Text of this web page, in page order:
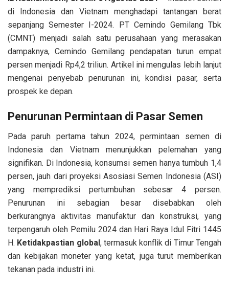
di Indonesia dan Vietnam menghadapi tantangan berat
sepanjang Semester I-2024. PT Cemindo Gemilang Tbk
(CMNT) menjadi salah satu perusahaan yang merasakan
dampaknya, Cemindo Gemilang pendapatan turun empat
persen menjadi Rp4,2 triliun. Artikel ini mengulas lebih lanjut
mengenai penyebab penurunan ini, kondisi pasar, serta
prospek ke depan.
Penurunan Permintaan di Pasar Semen
Pada paruh pertama tahun 2024, permintaan semen di
Indonesia dan Vietnam menunjukkan pelemahan yang
signifikan. Di Indonesia, konsumsi semen hanya tumbuh 1,4
persen, jauh dari proyeksi Asosiasi Semen Indonesia (ASI)
yang memprediksi pertumbuhan sebesar 4 persen.
Penurunan ini sebagian besar disebabkan oleh
berkurangnya aktivitas manufaktur dan konstruksi, yang
terpengaruh oleh Pemilu 2024 dan Hari Raya Idul Fitri 1445
H. Ketidakpastian global , termasuk konflik di Timur Tengah
dan kebijakan moneter yang ketat, juga turut memberikan
tekanan pada industri ini.